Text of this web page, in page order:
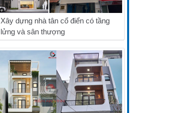
Xây dựng nhà tân cổ điển có tầng
lửng và sân thượng